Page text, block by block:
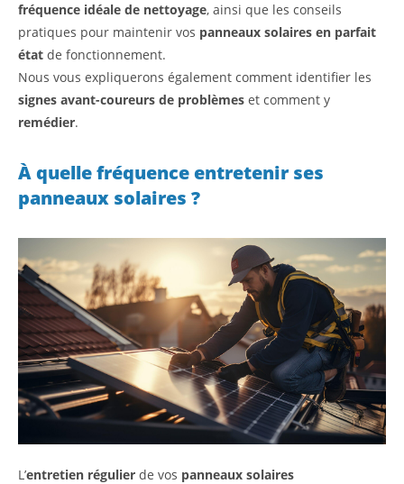
fréquence idéale de nettoyage, ainsi que les conseils
pratiques pour maintenir vos panneaux solaires en parfait
état de fonctionnement.
Nous vous expliquerons également comment identifier les
signes avant-coureurs de problèmes et comment y
remédier.
À quelle fréquence entretenir ses
panneaux solaires ?
L’entretien régulier de vos panneaux solaires